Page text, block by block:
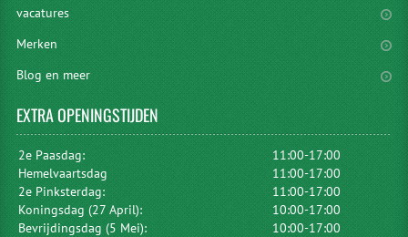
vacatures
Merken
Blog en meer
EXTRAOPENINGSTIJDEN
2e Paasdag:
11:00-17:00
Hemelvaartsdag
11:00-17:00
2e Pinksterdag:
11:00-17:00
Koningsdag (27 April):
10:00-17:00
Bevrijdingsdag (5 Mei):
10:00-17:00